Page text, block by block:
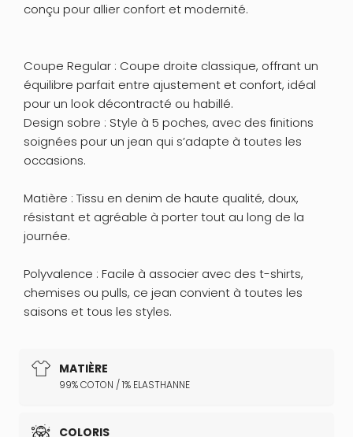
MATIÈRE
99% COTON / 1% ELASTHANNE
COLORIS
conçu pour allier confort et modernité.
Coupe Regular : Coupe droite classique, offrant un
équilibre parfait entre ajustement et confort, idéal
pour un look décontracté ou habillé.
Design sobre : Style à 5 poches, avec des finitions
soignées pour un jean qui s’adapte à toutes les
occasions.
Matière : Tissu en denim de haute qualité, doux,
résistant et agréable à porter tout au long de la
journée.
Polyvalence : Facile à associer avec des t-shirts,
chemises ou pulls, ce jean convient à toutes les
saisons et tous les styles.